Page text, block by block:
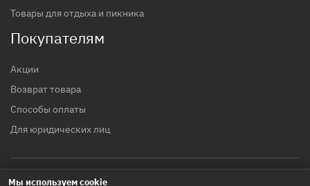
Товары для отдыха и пикника
Покупателям
Акции
Возврат товара
Способы оплаты
Для юридических лиц
Мы используем cookie